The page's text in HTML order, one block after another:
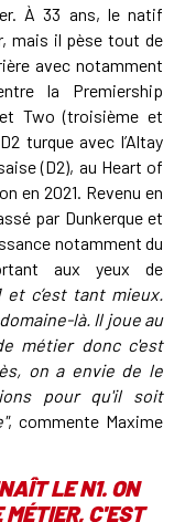
À 33 ans, le natif
mais il pèse tout de
avec notamment
la Premiership
Two (troisième et
turque avec l’Altay
(D2), au Heart of
en 2021. Revenu en
par Dunkerque et
notamment du
aux yeux de
et c’est tant mieux.
là. Il joue au
métier donc c'est
on a envie de le
pour qu'il soit
, commente Maxime
LE N1. ON
C'EST